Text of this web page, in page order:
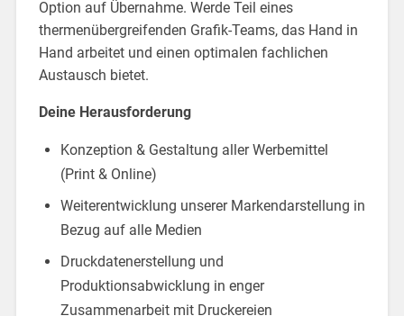
Option auf Übernahme. Werde Teil eines
thermenübergreifenden Grafik-Teams, das Hand in
Hand arbeitet und einen optimalen fachlichen
Austausch bietet.
Deine Herausforderung
Konzeption & Gestaltung aller Werbemittel
(Print & Online)
Weiterentwicklung unserer Markendarstellung in
Bezug auf alle Medien
Druckdatenerstellung und
Produktionsabwicklung in enger
Zusammenarbeit mit Druckereien